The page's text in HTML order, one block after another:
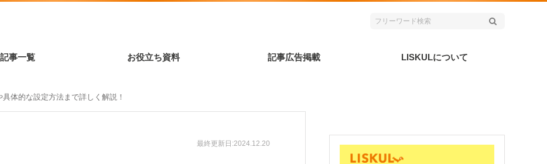
事一覧 お役立ち資料 記事広告掲載 LISKULについて
体的な設定方法まで詳しく解説！
最終更新日:2024.12.20